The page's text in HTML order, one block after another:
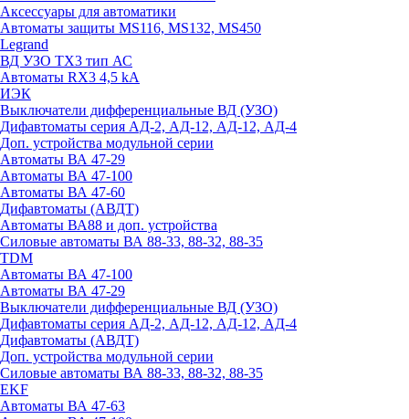
Аксессуары для автоматики
Автоматы защиты MS116, MS132, MS450
Legrand
ВД УЗО TX3 тип АС
Автоматы RX3 4,5 kA
ИЭК
Выключатели дифференциальные ВД (УЗО)
Дифавтоматы серия АД-2, АД-12, АД-12, АД-4
Доп. устройства модульной серии
Автоматы ВА 47-29
Автоматы ВА 47-100
Автоматы ВА 47-60
Дифавтоматы (АВДТ)
Автоматы ВА88 и доп. устройства
Силовые автоматы ВА 88-33, 88-32, 88-35
TDM
Автоматы ВА 47-100
Автоматы ВА 47-29
Выключатели дифференциальные ВД (УЗО)
Дифавтоматы серия АД-2, АД-12, АД-12, АД-4
Дифавтоматы (АВДТ)
Доп. устройства модульной серии
Силовые автоматы ВА 88-33, 88-32, 88-35
EKF
Автоматы ВА 47-63